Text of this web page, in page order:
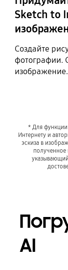
Sketch to
Создайте
фотографии.
изображение.
* Для
Интернету и
эскиза в
полученное
AI